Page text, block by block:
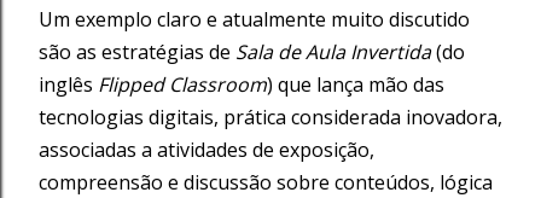
Um exemplo claro e atualmente muito discutido
são as estratégias de Sala de Aula Invertida(do
inglês Flipped Classroom) que lança mão das
tecnologias digitais, prática considerada inovadora,
associadas a atividades de exposição,
compreensão e discussão sobre conteúdos, lógica